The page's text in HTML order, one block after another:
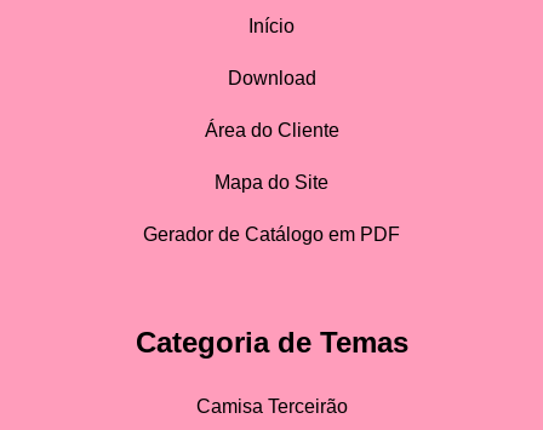
Início
Download
Área do Cliente
Mapa do Site
Gerador de Catálogo em PDF
Categoria de Temas
Camisa Terceirão